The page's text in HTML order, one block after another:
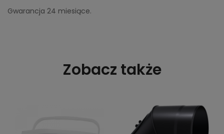
Gwarancja 24 miesiące.
Zobacz także